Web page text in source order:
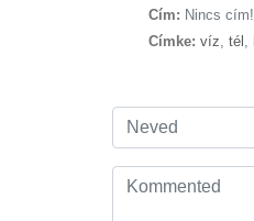
Cím: Nincs cím!
Címke: víz, tél ,